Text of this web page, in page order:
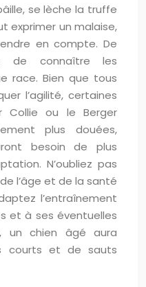
se lèche la truffe
exprimer un malaise,
en compte. De
de connaître les
race. Bien que tous
l’agilité, certaines
Collie ou le Berger
plus douées,
besoin de plus
N’oubliez pas
l’âge et de la santé
l’entraînement
et à ses éventuelles
un chien âgé aura
courts et de sauts